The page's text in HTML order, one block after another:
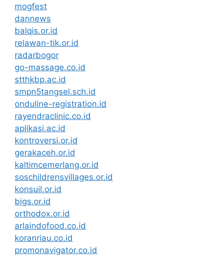
mogfest
dannews
balqis.or.id
relawan-tik.or.id
radarbogor
go-massage.co.id
stthkbp.ac.id
smpn5tangsel.sch.id
onduline-registration.id
rayendraclinic.co.id
aplikasi.ac.id
kontroversi.or.id
gerakaceh.or.id
kaltimcemerlang.or.id
soschildrensvillages.or.id
konsuil.or.id
bigs.or.id
orthodox.or.id
arlaindofood.co.id
koranriau.co.id
promonavigator.co.id